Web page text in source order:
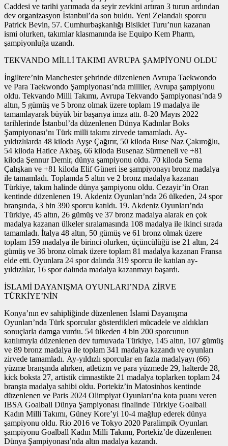
Caddesi ve tarihi yarımada da seyir zevkini artıran 3 turun ardından
dev organizasyon İstanbul’da son buldu. Yeni Zelandalı sporcu
Patrick Bevin, 57. Cumhurbaşkanlığı Bisiklet Turu’nun kazanan
ismi olurken, takımlar klasmanında ise Equipo Kem Pharm,
şampiyonluğa uzandı.
TEKVANDO MİLLİ TAKIMI AVRUPA ŞAMPİYONU OLDU
İngiltere’nin Manchester şehrinde düzenlenen Avrupa Taekwondo
ve Para Taekwondo Şampiyonası’nda milliler, Avrupa şampiyonu
oldu. Tekvando Milli Takımı, Avrupa Tekvando Şampiyonası’nda 9
altın, 5 gümüş ve 5 bronz olmak üzere toplam 19 madalya ile
tamamlayarak büyük bir başarıya imza attı. 8-20 Mayıs 2022
tarihlerinde İstanbul’da düzenlenen Dünya Kadınlar Boks
Şampiyonası’nı Türk milli takımı zirvede tamamladı. Ay-
yıldızlılarda 48 kiloda Ayşe Çağırır, 50 kiloda Buse Naz Çakıroğlu,
54 kiloda Hatice Akbaş, 66 kiloda Busenaz Sürmeneli ve +81
kiloda Şennur Demir, dünya şampiyonu oldu. 70 kiloda Sema
Çalışkan ve +81 kiloda Elif Güneri ise şampiyonayı bronz madalya
ile tamamladı. Toplamda 5 altın ve 2 bronz madalya kazanan
Türkiye, takım halinde dünya şampiyonu oldu. Cezayir’in Oran
kentinde düzenlenen 19. Akdeniz Oyunları’nda 26 ülkeden, 24 spor
branşında, 3 bin 390 sporcu katıldı. 19. Akdeniz Oyunları’nda
Türkiye, 45 altın, 26 gümüş ve 37 bronz madalya alarak en çok
madalya kazanan ülkeler sıralamasında 108 madalya ile ikinci sırada
tamamladı. İtalya 48 altın, 50 gümüş ve 61 bronz olmak üzere
toplam 159 madalya ile birinci olurken, üçüncülüğü ise 21 altın, 24
gümüş ve 36 bronz olmak üzere toplam 81 madalya kazanan Fransa
elde etti. Oyunlara 24 spor dalında 319 sporcu ile katılan ay-
yıldızlılar, 16 spor dalında madalya kazanmayı başardı.
İSLAMİ DAYANIŞMA OYUNLARI’NDA ZİRVE
TÜRKİYE’NİN
Konya’nın ev sahipliğinde düzenlenen İslami Dayanışma
Oyunları’nda Türk sporcular gösterdikleri mücadele ve aldıkları
sonuçlarla damga vurdu. 54 ülkeden 4 bin 200 sporcunun
katılımıyla düzenlenen dev turnuvada Türkiye, 145 altın, 107 gümüş
ve 89 bronz madalya ile toplam 341 madalya kazandı ve oyunları
zirvede tamamladı. Ay-yıldızlı sporcular en fazla madalyayı (66)
yüzme branşında alırken, atletizm ve para yüzmede 29, halterde 28,
kick boksta 27, artistik cimnastikte 21 madalya toplarken toplam 24
branşta madalya sahibi oldu. Portekiz’in Matosinhos kentinde
düzenlenen ve Paris 2024 Olimpiyat Oyunları’na kota puanı veren
IBSA Goalball Dünya Şampiyonası finalinde Türkiye Goalball
Kadın Milli Takımı, Güney Kore’yi 10-4 mağlup ederek dünya
şampiyonu oldu. Rio 2016 ve Tokyo 2020 Paralimpik Oyunları
şampiyonu Goalball Kadın Milli Takımı, Portekiz’de düzenlenen
Dünya Şampiyonası’nda altın madalya kazandı.